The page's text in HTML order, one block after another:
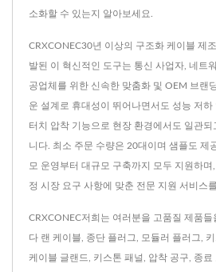
소화할 수 있는지 알아보세요.
CRXCONEC30년 이상의 구조화 케이블 제
발된 이 혁신적인 도구는 통신 사업자, 네트
공업체를 위한 신속한 맞춤화 및 OEM 브랜
운 설계로 휴대성이 뛰어나면서도 성능 저하
터치 압착 기능으로 현장 환경에서도 일관
니다. 최소 주문 수량은 20대이며 샘플도 제
모 운영부터 대규모 구축까지 모두 지원하
정 시장 요구 사항에 맞춘 전문 지원 서비스
CRXCONEC저희는 여러분을 고품질 제품들
다 랜 케이블 종단 플러그 모듈러 플러그
케이블 글랜드 키스톤 패널 압착 공구 종료